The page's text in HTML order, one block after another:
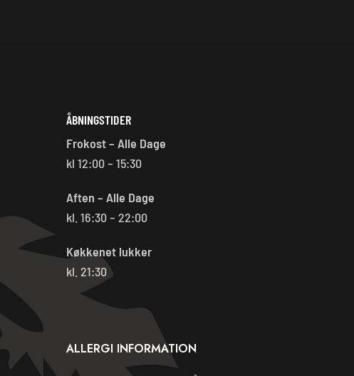
ÅBNINGSTIDER
Frokost – Alle Dage
kl 12:00 – 15:30
Aften – Alle Dage
kl. 16:30 – 22:00
Køkkenet lukker
kl. 21:30
ALLERGI INFORMATION